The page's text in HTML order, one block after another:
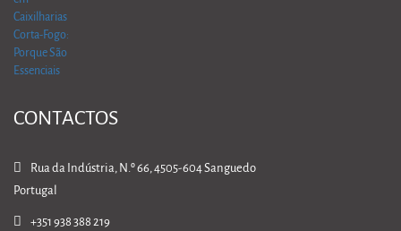
CONTACTOS
Rua da Indústria, N.º 66, 4505-604 Sanguedo
Portugal
+351 938 388 219